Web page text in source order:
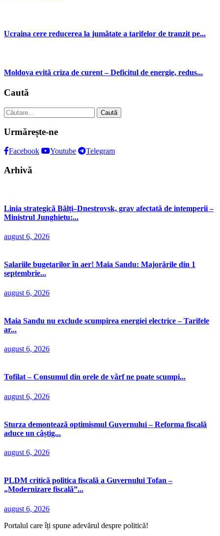
Ucraina cere reducerea la jumătate a tarifelor de tranzit pe...
Moldova evită criza de curent – Deficitul de energie, redus...
Caută
Caută
după:
Urmărește-ne
Facebook Youtube Telegram
Arhivă
Linia strategică Bălți–Dnestrovsk, grav afectată de intemperii –
Ministrul Junghietu:...
august 6, 2026
Salariile bugetarilor în aer! Maia Sandu: Majorările din 1
septembrie...
august 6, 2026
Maia Sandu nu exclude scumpirea energiei electrice – Tarifele
ar...
august 6, 2026
Tofilat – Consumul din orele de vârf ne poate scumpi...
august 6, 2026
Sturza demontează optimismul Guvernului – Reforma fiscală
aduce un câștig...
august 6, 2026
PLDM critică politica fiscală a Guvernului Tofan –
„Modernizare fiscală”...
august 6, 2026
Portalul care îți spune adevărul despre politică!